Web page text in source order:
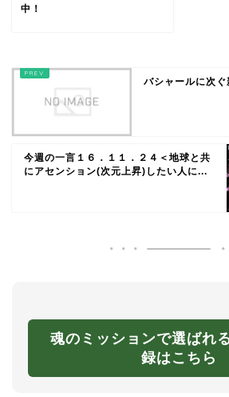
中！
バシャールに次ぐ
今週の一言１６．１１．２４＜地球と共
にアセンション(次元上昇)したい人に...
魂のミッションで選ばれ
録はこちら